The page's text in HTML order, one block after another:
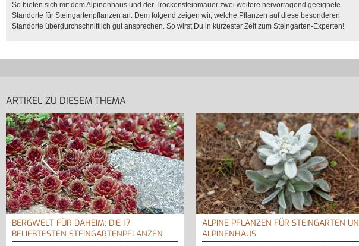
So bieten sich mit dem Alpinenhaus und der Trockensteinmauer zwei weitere hervorragend geeignete
Standorte für Steingartenpflanzen an. Dem folgend zeigen wir, welche Pflanzen auf diese besonderen
Standorte überdurchschnittlich gut ansprechen. So wirst Du in kürzester Zeit zum Steingarten-Experten!
ARTIKEL ZU DIESEM THEMA
BERGWELT FÜR DAHEIM: DIE 17
BELIEBTESTEN STEINGARTENPFLANZEN
ALPINE PFLANZEN FÜR STEINGARTEN
ALPINENHAUS